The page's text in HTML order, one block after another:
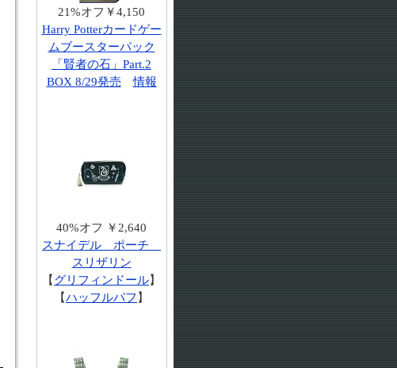
21%オフ￥4,150
Harry Potterカードゲー
ムブースターパック
「賢者の石」Part.2
BOX 8/29発売
情報
40%オフ ￥2,640
スナイデル ポーチ
スリザリン
【 グリフィンドール】
【ハッフルパフ 】